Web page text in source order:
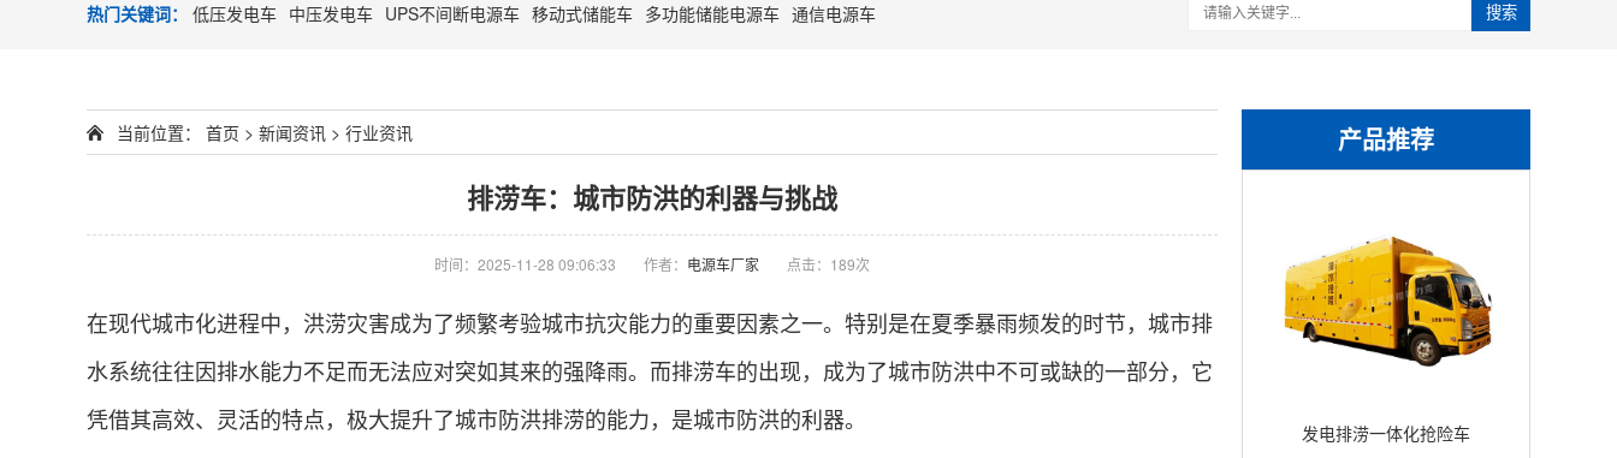
热门关键词： 低压发电车 中压发电车 UPS不间断电源车 移动式储能车 多功能储能电源车 通信电源车 搜索
产品推荐
发电排涝一体化抢险车
当前位置： 首页 > 新闻资讯 > 行业资讯
排涝车：城市防洪的利器与挑战
时间：2025-11-28 09:06:33 作者： 电源车厂家 点击： 189次
在现代城市化进程中，洪涝灾害成为了频繁考验城市抗灾能力的重要因素之一。特别是在夏季暴雨频发的时节，城市排
水系统往往因排水能力不足而无法应对突如其来的强降雨。而排涝车的出现，成为了城市防洪中不可或缺的一部分，它
凭借其高效、灵活的特点，极大提升了城市防洪排涝的能力，是城市防洪的利器。